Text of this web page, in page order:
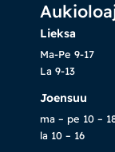
Lieksa
Ma-Pe 9-17
La 9-13
Joensuu
ma – pe 10 –
la 10 – 16